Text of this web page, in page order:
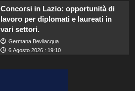
Concorsi in Lazio: opportunità di
lavoro per diplomati e laureati in
vari settori.
Germana Bevilacqua
6 Agosto 2026 : 19:10